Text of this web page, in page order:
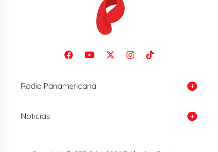
Radio Panamericana
Noticias